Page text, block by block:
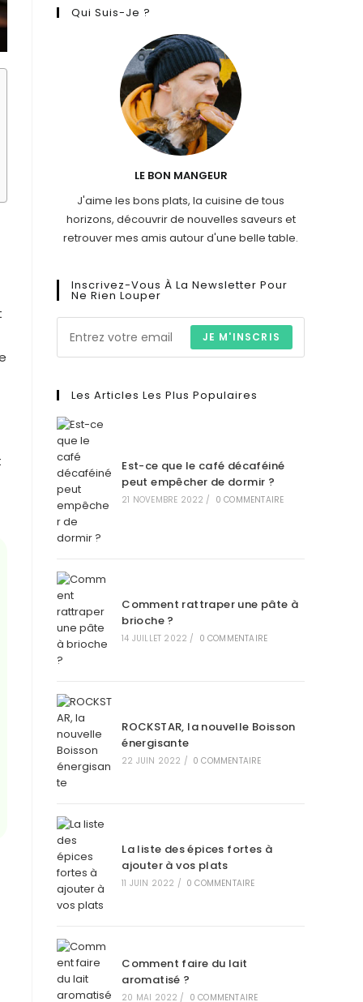
Qui Suis-Je ?
LE BON MANGEUR
J'aime les bons plats, la cuisine de tous
horizons, découvrir de nouvelles saveurs et
retrouver mes amis autour d'une belle table.
Inscrivez-Vous À La Newsletter Pour
Ne Rien Louper
JE M'INSCRIS
Les Articles Les Plus Populaires
Est-ce que le café décaféiné
peut empêcher de dormir ?
21 NOVEMBRE 2022 / 0 COMMENTAIRE
Comment rattraper une pâte à
brioche ?
14 JUILLET 2022 / 0 COMMENTAIRE
ROCKSTAR, la nouvelle Boisson
énergisante
22 JUIN 2022 / 0 COMMENTAIRE
La liste des épices fortes à
ajouter à vos plats
11 JUIN 2022 / 0 COMMENTAIRE
Comment faire du lait
aromatisé ?
20 MAI 2022 / 0 COMMENTAIRE